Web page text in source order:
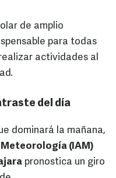
de amplio
para todas
actividades al
del día
dominará la mañana,
(IAM)
pronostica un giro